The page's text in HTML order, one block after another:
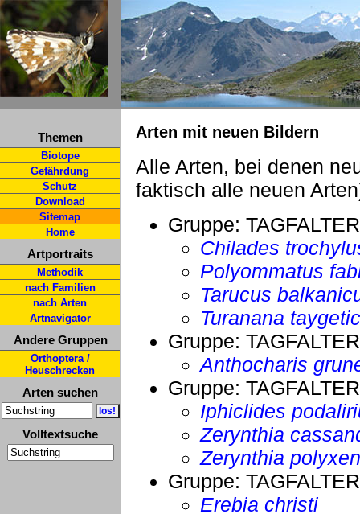
Themen
Biotope
Gefährdung
Schutz
Download
Sitemap
Home
Artportraits
Methodik
nach Familien
nach Arten
Artnavigator
Andere Gruppen
Orthoptera /
Heuschrecken
Arten suchen
Volltextsuche
Arten mit neuen Bildern
Alle Arten, bei denen
faktisch alle neuen
Gruppe: TAGFALTER
Chilades
Polyommatus
Tarucus
Turanana
Gruppe: TAGFALTER
Anthocharis
Gruppe: TAGFALTER
Iphiclides
Zerynthia
Zerynthia
Gruppe: TAGFALTER
Erebia christi